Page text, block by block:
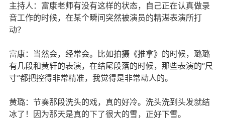
主持人：富康老师有没有这样的状态，自己正在认真做录
音工作的时候，在某个瞬间突然被演员的精湛表演所打
动？
富康：当然会，经常会。比如拍摄《推拿》的时候，璐璐
有几段和黄轩的表演，在结尾段落的时候，那些表演的“尺
寸”都把控得非常精准，我觉得是非常动人的。
黄璐：节奏那段洗头的戏，真的好冷。洗头洗到头发就结
冰了！因为那天是真的下了很大的雪，正好下雪。